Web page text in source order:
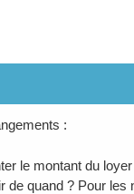
:
le montant du
de quand ? Pour